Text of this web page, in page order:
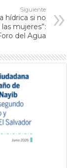
Siguiente
hídrica si no
mujeres”:
del Agua